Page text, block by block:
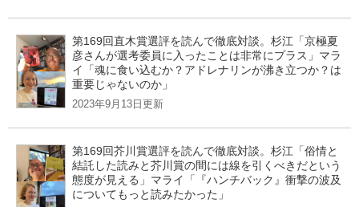
第169回直木賞選評を読んで徹底対談。杉江「京極夏
彦さんが選考委員に入ったことは非常にプラス」マラ
イ「魂に食い込むか？アドレナリンが沸き立つか？は
重要じゃないのか」
2023年9月13日更新
第169回芥川賞選評を読んで徹底対談。杉江「俗情と
結託した読みと芥川賞の間には線を引くべきだという
態度が見える」マライ「『ハンチバック』衝撃の波及
についてもっと読みたかった」